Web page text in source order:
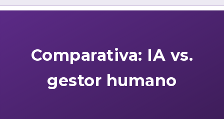
Comparativa: IA vs.
gestor humano